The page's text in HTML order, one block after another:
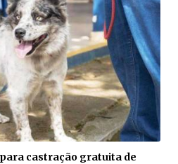
castração gratuita de